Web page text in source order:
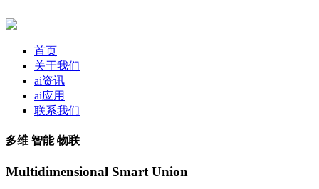
首页
关于我们
ai资讯
ai应用
联系我们
多维 智能 物联
Multidimensional Smart Union